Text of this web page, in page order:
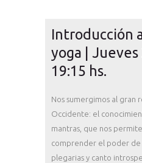
Introducción
yoga | Jueves
19:15 hs.
Nos sumergimos al gran
Occidente: el
mantras, que nos
comprender el poder de
plegarias y canto